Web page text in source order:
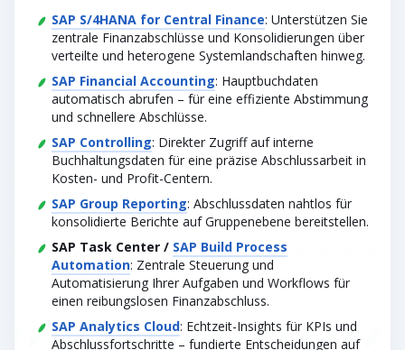
SAP S/4HANA for Central Finance: Unterstützen Sie
zentrale Finanzabschlüsse und Konsolidierungen über
verteilte und heterogene Systemlandschaften hinweg.
SAP Financial Accounting: Hauptbuchdaten
automatisch abrufen – für eine effiziente Abstimmung
und schnellere Abschlüsse.
SAP Controlling: Direkter Zugriff auf interne
Buchhaltungsdaten für eine präzise Abschlussarbeit in
Kosten- und Profit-Centern.
SAP Group Reporting: Abschlussdaten nahtlos für
konsolidierte Berichte auf Gruppenebene bereitstellen.
SAP Task Center / SAP Build Process
Automation: Zentrale Steuerung und
Automatisierung Ihrer Aufgaben und Workflows für
einen reibungslosen Finanzabschluss.
SAP Analytics Cloud: Echtzeit-Insights für KPIs und
Abschlussfortschritte – fundierte Entscheidungen auf